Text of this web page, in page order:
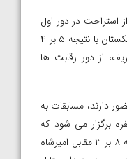
از استراحت در دور اول
در دور دوم مقابل آکوبیر آنگوروف از ازبکستان با نتیجه ۵ بر ۴
از دور رقابت ها
کشتی گیر حضور دارند، مسابقات به
ای در دو گروه ۴ و ۳ نفره برگزار می شود که
محمد مرادی در مبارزه نخست با نتیجه ۸ بر ۳ مقابل امیرشاه